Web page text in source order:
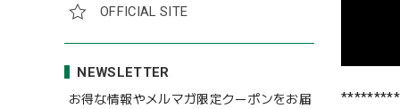
OFFICIAL SITE
NEWSLETTER
お得な情報やメルマガ限定クーポンをお届